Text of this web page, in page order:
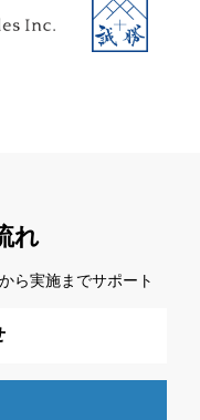
れ
ら実施までサポート